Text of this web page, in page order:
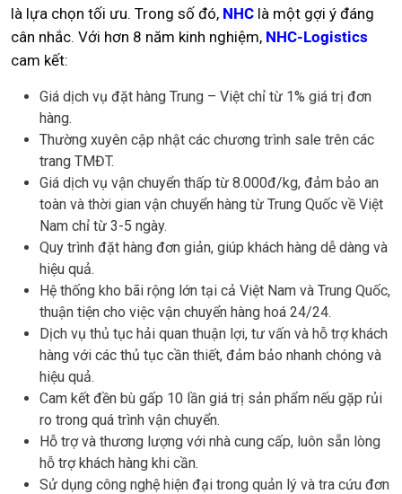
là lựa chọn tối ưu. Trong số đó, NHC là một gợi ý đáng
cân nhắc. Với hơn 8 năm kinh nghiệm, NHC-Logistics
cam kết:
Giá dịch vụ đặt hàng Trung – Việt chỉ từ 1% giá trị đơn
hàng.
Thường xuyên cập nhật các chương trình sale trên các
trang TMĐT.
Giá dịch vụ vận chuyển thấp từ 8.000đ/kg, đảm bảo an
toàn và thời gian vận chuyển hàng từ Trung Quốc về Việt
Nam chỉ từ 3-5 ngày.
Quy trình đặt hàng đơn giản, giúp khách hàng dễ dàng và
hiệu quả.
Hệ thống kho bãi rộng lớn tại cả Việt Nam và Trung Quốc,
thuận tiện cho việc vận chuyển hàng hoá 24/24.
Dịch vụ thủ tục hải quan thuận lợi, tư vấn và hỗ trợ khách
hàng với các thủ tục cần thiết, đảm bảo nhanh chóng và
hiệu quả.
Cam kết đền bù gấp 10 lần giá trị sản phẩm nếu gặp rủi
ro trong quá trình vận chuyển.
Hỗ trợ và thương lượng với nhà cung cấp, luôn sẵn lòng
hỗ trợ khách hàng khi cần.
Sử dụng công nghệ hiện đại trong quản lý và tra cứu đơn